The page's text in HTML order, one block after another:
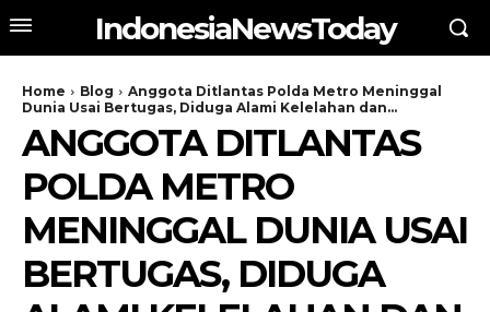
IndonesiaNewsToday
Home Blog
Anggota Ditlantas Polda Metro Meninggal
Dunia Usai Bertugas, Diduga Alami Kelelahan dan...
ANGGOTA DITLANTAS
POLDA METRO
MENINGGAL DUNIA USAI
BERTUGAS, DIDUGA